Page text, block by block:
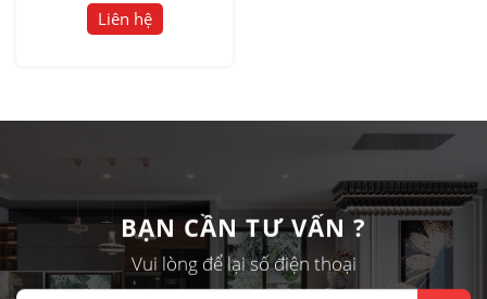
Liên hệ
BẠN CẦN TƯ VẤN ?
Vui lòng để lại số điện thoại